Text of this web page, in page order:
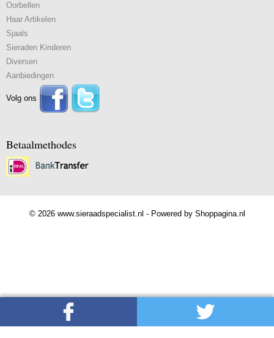
Oorbellen
Haar Artikelen
Sjaals
Sieraden Kinderen
Diversen
Aanbiedingen
Volg ons
Betaalmethodes
© 2026 www.sieraadspecialist.nl - Powered by Shoppagina.nl